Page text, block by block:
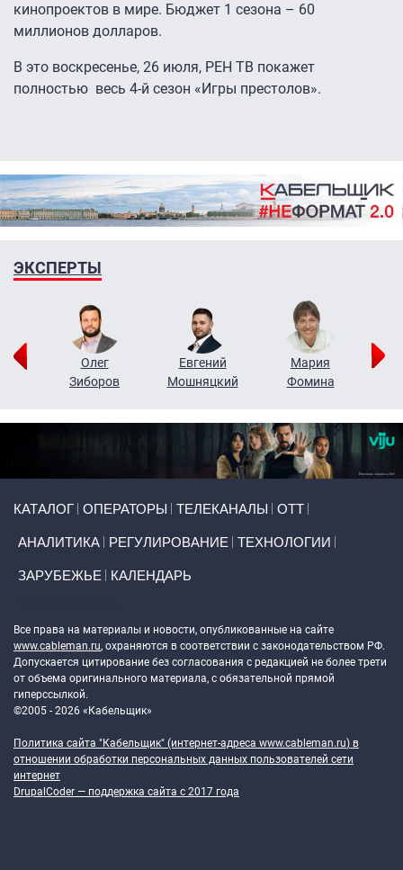
кинопроектов в мире. Бюджет 1 сезона – 60
миллионов долларов.
В это воскресенье, 26 июля, РЕН ТВ покажет
полностью весь 4-й сезон «Игры престолов».
ЭКСПЕРТЫ
Олег
Зиборов
Евгений
Мошняцкий
Мария
Фомина
КАТАЛОГ ОПЕРАТОРЫ ТЕЛЕКАНАЛЫ ОТТ
АНАЛИТИКА РЕГУЛИРОВАНИЕ ТЕХНОЛОГИИ
ЗАРУБЕЖЬЕ КАЛЕНДАРЬ
Все права на материалы и новости, опубликованные на сайте
www.cableman.ru, охраняются в соответствии с законодательством РФ.
Допускается цитирование без согласования с редакцией не более трети
от объема оригинального материала, с обязательной прямой
гиперссылкой.
©2005 - 2026 «Кабельщик»
Политика сайта "Кабельщик" (интернет-адреса www.cableman.ru) в
отношении обработки персональных данных пользователей сети
интернет
DrupalCoder — поддержка сайта c 2017 года